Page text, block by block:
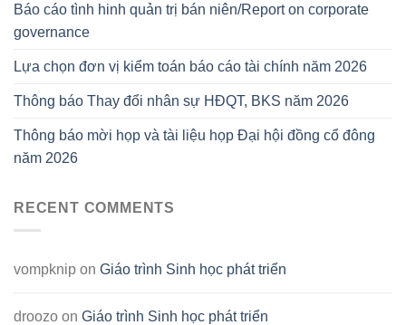
Báo cáo tình hinh quản trị bán niên/Report on corporate
governance
Lựa chọn đơn vị kiểm toán báo cáo tài chính năm 2026
Thông báo Thay đổi nhân sự HĐQT, BKS năm 2026
Thông báo mời họp và tài liệu họp Đại hội đồng cổ đông
năm 2026
RECENT COMMENTS
vompknip on Giáo trình Sinh học phát triển
droozo on Giáo trình Sinh học phát triển